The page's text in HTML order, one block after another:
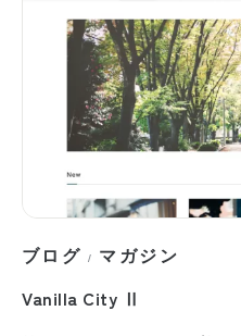
ブログ / マガジン
Vanilla City Ⅱ